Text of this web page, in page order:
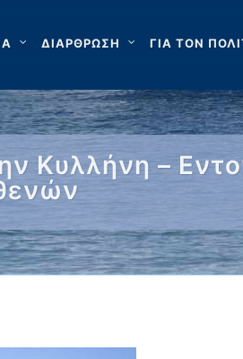
ΔΙΑΡΘΡΩΣΗ ΓΙΑ ΤΟΝ
Κυλλήνη –